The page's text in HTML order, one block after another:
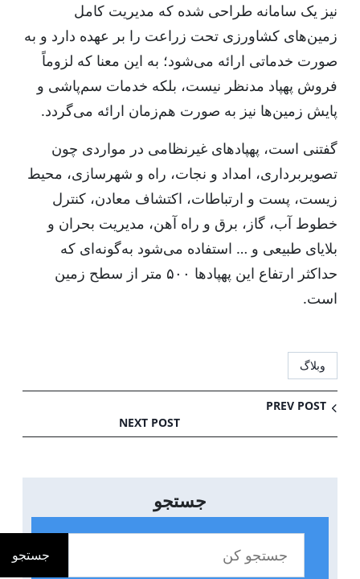
نیز یک سامانه طراحی شده که مدیریت کامل
زمین‌های کشاورزی تحت زراعت را بر عهده دارد و به
صورت خدماتی ارائه می‌شود؛ به این معنا که لزوماً
فروش پهپاد مدنظر نیست، بلکه خدمات سم‌پاشی و
پایش زمین‌ها نیز به صورت هم‌زمان ارائه می‌گردد.
گفتنی است، پهپادهای غیرنظامی در مواردی چون
تصویربرداری، امداد و نجات، راه و شهرسازی، محیط
زیست، پست و ارتباطات، اکتشاف معادن، کنترل
خطوط آب، گاز، برق و راه آهن، مدیریت بحران و
بلایای طبیعی و … استفاده می‌شود به‌گونه‌ای که
حداکثر ارتفاع این پهپادها ۵۰۰ متر از سطح زمین
است.
وبلاگ
PREV POST
NEXT POST
جستجو
جستجو